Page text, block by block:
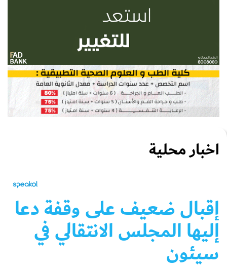
اخبار محلية
إقبال ضعيف على وقفة دعا
إليها المجلس الانتقالي في
سيئون